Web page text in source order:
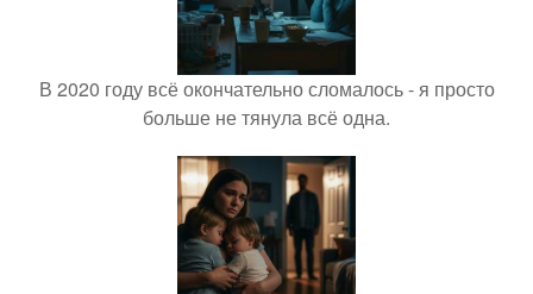
В 2020 году всё окончательно сломалось - я просто
больше не тянула всё одна.